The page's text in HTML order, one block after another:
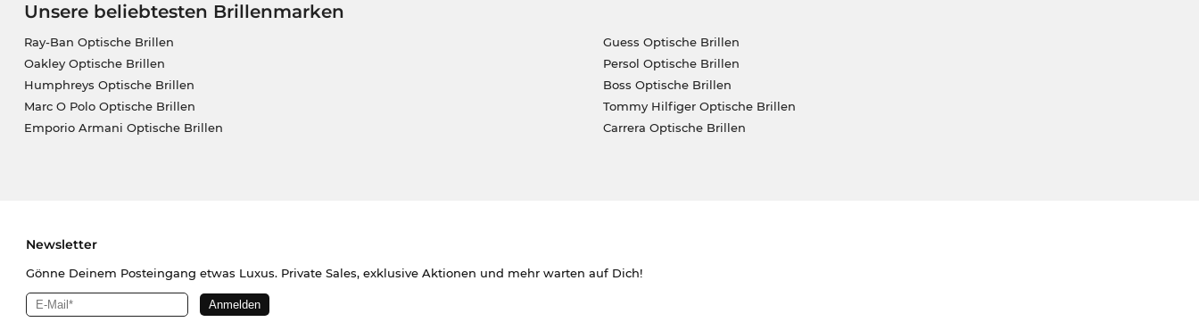
Unsere beliebtesten Brillenmarken
Ray-Ban Optische Brillen
Oakley Optische Brillen
Humphreys Optische Brillen
Marc O Polo Optische Brillen
Emporio Armani Optische Brillen
Guess Optische Brillen
Persol Optische Brillen
Boss Optische Brillen
Tommy Hilfiger Optische Brillen
Carrera Optische Brillen
Newsletter
Gönne Deinem Posteingang etwas Luxus. Private Sales, exklusive Aktionen und mehr warten auf Dich!